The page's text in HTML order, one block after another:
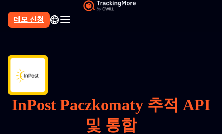
데모 신청
InPost Paczkomaty 추적 API
및 통합